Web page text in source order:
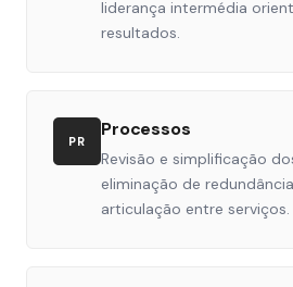
liderança intermédia
resultados.
PR
Processos
Revisão e simplificação
eliminação de
articulação entre serviços.